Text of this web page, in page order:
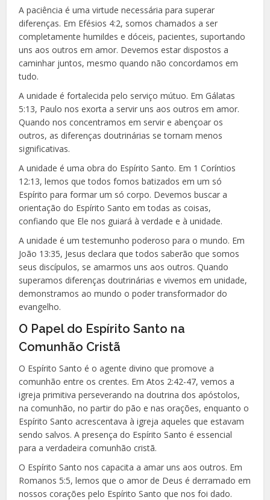
A paciência é uma virtude necessária para superar
diferenças. Em Efésios 4:2, somos chamados a ser
completamente humildes e dóceis, pacientes, suportando
uns aos outros em amor. Devemos estar dispostos a
caminhar juntos, mesmo quando não concordamos em
tudo.
A unidade é fortalecida pelo serviço mútuo. Em Gálatas
5:13, Paulo nos exorta a servir uns aos outros em amor.
Quando nos concentramos em servir e abençoar os
outros, as diferenças doutrinárias se tornam menos
significativas.
A unidade é uma obra do Espírito Santo. Em 1 Coríntios
12:13, lemos que todos fomos batizados em um só
Espírito para formar um só corpo. Devemos buscar a
orientação do Espírito Santo em todas as coisas,
confiando que Ele nos guiará à verdade e à unidade.
A unidade é um testemunho poderoso para o mundo. Em
João 13:35, Jesus declara que todos saberão que somos
seus discípulos, se amarmos uns aos outros. Quando
superamos diferenças doutrinárias e vivemos em unidade,
demonstramos ao mundo o poder transformador do
evangelho.
O Papel do Espírito Santo na
Comunhão Cristã
O Espírito Santo é o agente divino que promove a
comunhão entre os crentes. Em Atos 2:42-47, vemos a
igreja primitiva perseverando na doutrina dos apóstolos,
na comunhão, no partir do pão e nas orações, enquanto o
Espírito Santo acrescentava à igreja aqueles que estavam
sendo salvos. A presença do Espírito Santo é essencial
para a verdadeira comunhão cristã.
O Espírito Santo nos capacita a amar uns aos outros. Em
Romanos 5:5, lemos que o amor de Deus é derramado em
nossos corações pelo Espírito Santo que nos foi dado.